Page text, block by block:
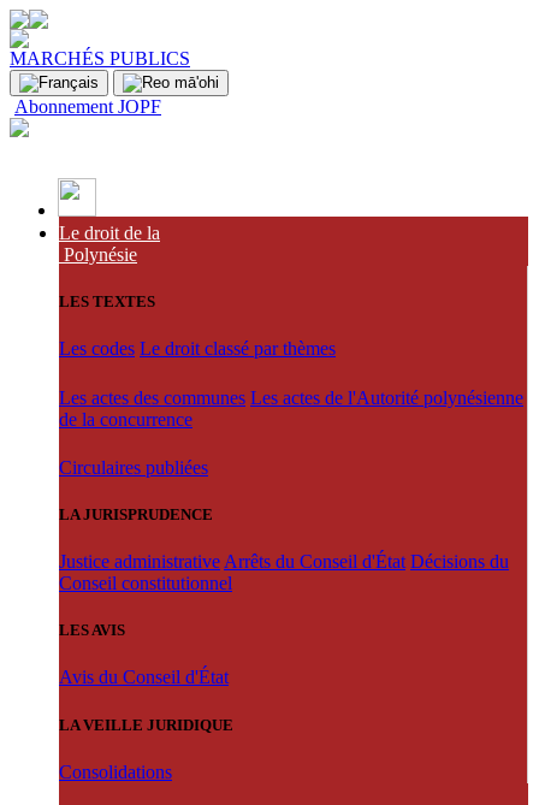
MARCHÉS PUBLICS
Abonnement JOPF
Le droit de la
Polynésie
LES TEXTES
Les codes Le droit classé par thèmes
Les actes des communes Les actes de l'Autorité polynésienne
de la concurrence
Circulaires publiées
LA JURISPRUDENCE
Justice administrative Arrêts du Conseil d'État Décisions du
Conseil constitutionnel
LES AVIS
Avis du Conseil d'État
LA VEILLE JURIDIQUE
Consolidations